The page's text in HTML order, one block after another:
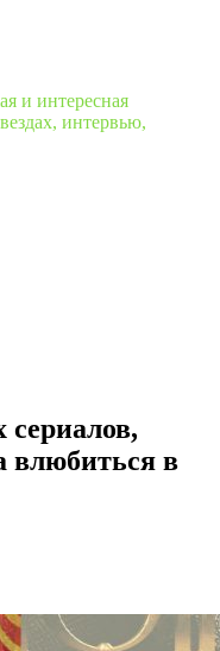
и интересная
интервью,
влюбиться в